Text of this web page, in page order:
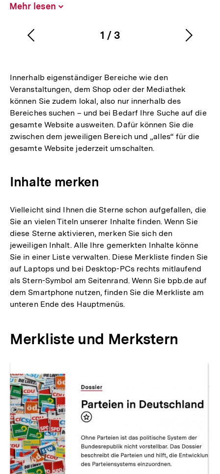
Mehr lesen
Karussellinhalt
1
von
/ 3
Vorherigen
Innerhalb eigenständiger Bereiche wie den
Veranstaltungen, dem Shop oder der Mediathek
können Sie zudem lokal, also nur innerhalb des
Bereiches suchen – und bei Bedarf Ihre Suche auf die
gesamte Website ausweiten. Dafür können Sie die
zwischen dem jeweiligen Bereich und „alles“ für die
gesamte Website jederzeit umschalten.
Inhalte merken
Vielleicht sind Ihnen die Sterne schon aufgefallen, die
Sie an vielen Titeln unserer Inhalte finden. Wenn Sie
diese Sterne aktivieren, merken Sie sich den
jeweiligen Inhalt. Alle Ihre gemerkten Inhalte könne
Sie in einer Liste verwalten. Diese Merkliste finden Sie
auf Laptops und bei Desktop-PCs rechts mitlaufend
als Stern-Symbol am Seitenrand. Wenn Sie bpb.de auf
dem Smartphone nutzen, finden Sie die Merkliste am
unteren Ende des Hauptmenüs.
Merkliste und Merkstern
überspringen